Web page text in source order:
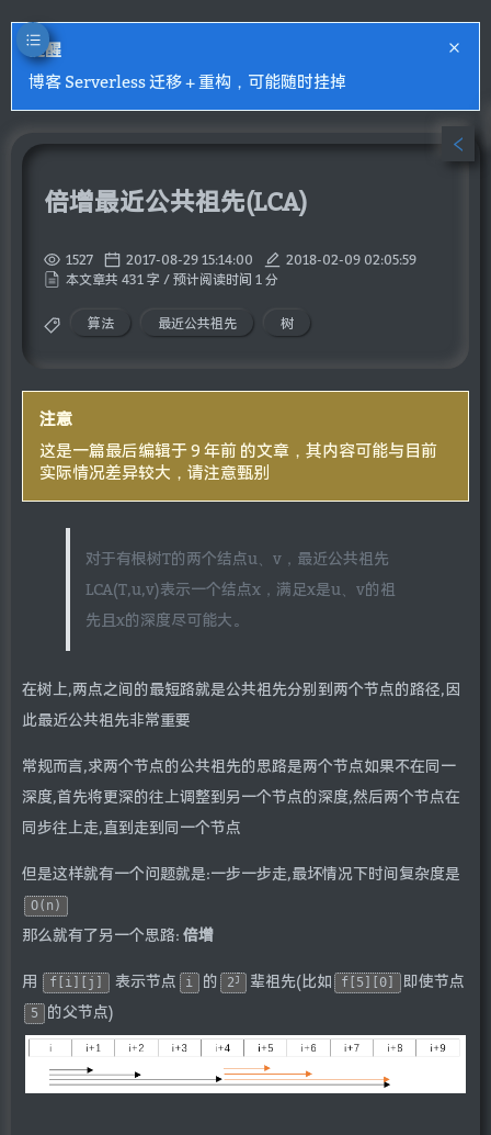
提醒
博客 Serverless 迁移 + 重构，可能随时挂掉
倍增最近公共祖先(LCA)
1527 2017-08-29 15:14:00
2018-02-09 02:05:59
本文章共 431 字 / 预计阅读时间 1 分
算法 最近公共祖先 树
注意
这是一篇最后编辑于 9 年前 的文章，其内容可能与目前
实际情况差异较大，请注意甄别
对于有根树T的两个结点u、v，最近公共祖先
LCA(T,u,v)表示一个结点x，满足x是u、v的祖
先且x的深度尽可能大。
在树上,两点之间的最短路就是公共祖先分别到两个节点的路径,因
此最近公共祖先非常重要
常规而言,求两个节点的公共祖先的思路是两个节点如果不在同一
深度,首先将更深的往上调整到另一个节点的深度,然后两个节点在
同步往上走,直到走到同一个节点
但是这样就有一个问题就是:一步一步走,最坏情况下时间复杂度是
O(n)
那么就有了另一个思路: 倍增
用 f[i][j] 表示节点 i 的 2j 辈祖先(比如 f[5][0] 即使节点
5 的父节点)